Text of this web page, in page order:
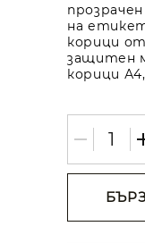
на
корици от
защитен
корици